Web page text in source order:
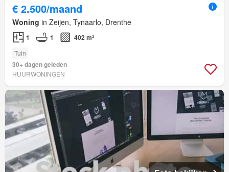
€ 2.500/maand
Woning in Zeijen, Tynaarlo, Drenthe
1 1 402 m²
Tuin
30+ dagen geleden
HUURWONINGEN